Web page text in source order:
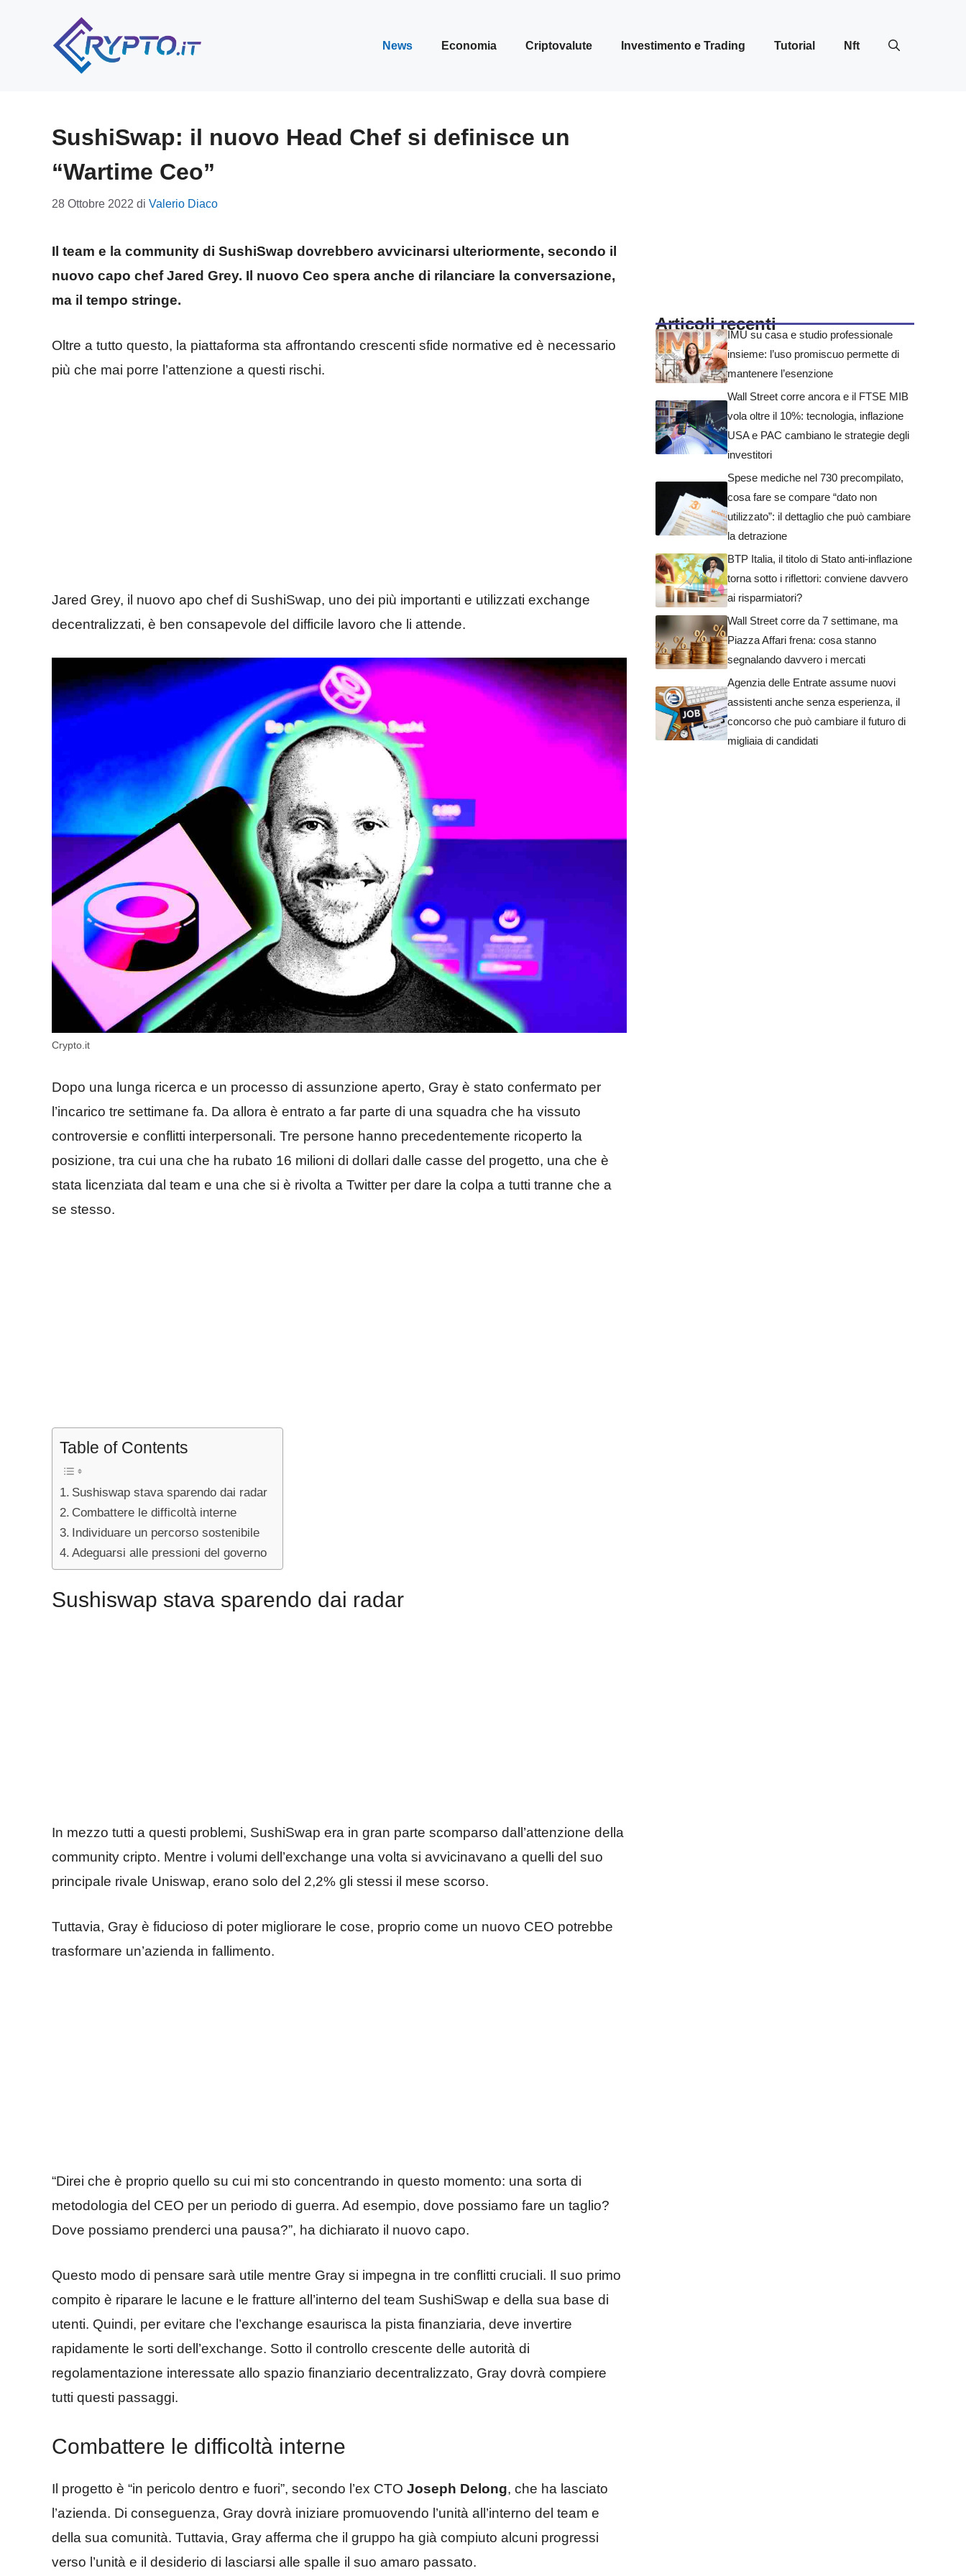
News Economia Criptovalute Investimento e Trading Tutorial Nft
SushiSwap: il nuovo Head Chef si definisce un
“Wartime Ceo”
28 Ottobre 2022 di Valerio Diaco
Il team e la community di SushiSwap dovrebbero avvicinarsi ulteriormente, secondo il
nuovo capo chef Jared Grey. Il nuovo Ceo spera anche di rilanciare la conversazione,
ma il tempo stringe.
Oltre a tutto questo, la piattaforma sta affrontando crescenti sfide normative ed è necessario
più che mai porre l’attenzione a questi rischi.
Jared Grey, il nuovo apo chef di SushiSwap, uno dei più importanti e utilizzati exchange
decentralizzati, è ben consapevole del difficile lavoro che li attende.
Crypto.it
Dopo una lunga ricerca e un processo di assunzione aperto, Gray è stato confermato per
l’incarico tre settimane fa. Da allora è entrato a far parte di una squadra che ha vissuto
controversie e conflitti interpersonali. Tre persone hanno precedentemente ricoperto la
posizione, tra cui una che ha rubato 16 milioni di dollari dalle casse del progetto, una che è
stata licenziata dal team e una che si è rivolta a Twitter per dare la colpa a tutti tranne che a
se stesso.
Table of Contents
Sushiswap stava sparendo dai radar
Combattere le difficoltà interne
Individuare un percorso sostenibile
Adeguarsi alle pressioni del governo
Sushiswap stava sparendo dai radar
In mezzo tutti a questi problemi, SushiSwap era in gran parte scomparso dall’attenzione della
community cripto. Mentre i volumi dell’exchange una volta si avvicinavano a quelli del suo
principale rivale Uniswap, erano solo del 2,2% gli stessi il mese scorso.
Tuttavia, Gray è fiducioso di poter migliorare le cose, proprio come un nuovo CEO potrebbe
trasformare un’azienda in fallimento.
“Direi che è proprio quello su cui mi sto concentrando in questo momento: una sorta di
metodologia del CEO per un periodo di guerra. Ad esempio, dove possiamo fare un taglio?
Dove possiamo prenderci una pausa?”, ha dichiarato il nuovo capo.
Questo modo di pensare sarà utile mentre Gray si impegna in tre conflitti cruciali. Il suo primo
compito è riparare le lacune e le fratture all’interno del team SushiSwap e della sua base di
utenti. Quindi, per evitare che l’exchange esaurisca la pista finanziaria, deve invertire
rapidamente le sorti dell’exchange. Sotto il controllo crescente delle autorità di
regolamentazione interessate allo spazio finanziario decentralizzato, Gray dovrà compiere
tutti questi passaggi.
Combattere le difficoltà interne
Il progetto è “in pericolo dentro e fuori”, secondo l’ex CTO Joseph Delong, che ha lasciato
l’azienda. Di conseguenza, Gray dovrà iniziare promuovendo l’unità all’interno del team e
della sua comunità. Tuttavia, Gray afferma che il gruppo ha già compiuto alcuni progressi
verso l’unità e il desiderio di lasciarsi alle spalle il suo amaro passato.
Articoli recenti
IMU su casa e studio professionale
insieme: l’uso promiscuo permette di
mantenere l’esenzione
Wall Street corre ancora e il FTSE MIB
vola oltre il 10%: tecnologia, inflazione
USA e PAC cambiano le strategie degli
investitori
Spese mediche nel 730 precompilato,
cosa fare se compare “dato non
utilizzato”: il dettaglio che può cambiare
la detrazione
BTP Italia, il titolo di Stato anti-inflazione
torna sotto i riflettori: conviene davvero
ai risparmiatori?
Wall Street corre da 7 settimane, ma
Piazza Affari frena: cosa stanno
segnalando davvero i mercati
Agenzia delle Entrate assume nuovi
assistenti anche senza esperienza, il
concorso che può cambiare il futuro di
migliaia di candidati